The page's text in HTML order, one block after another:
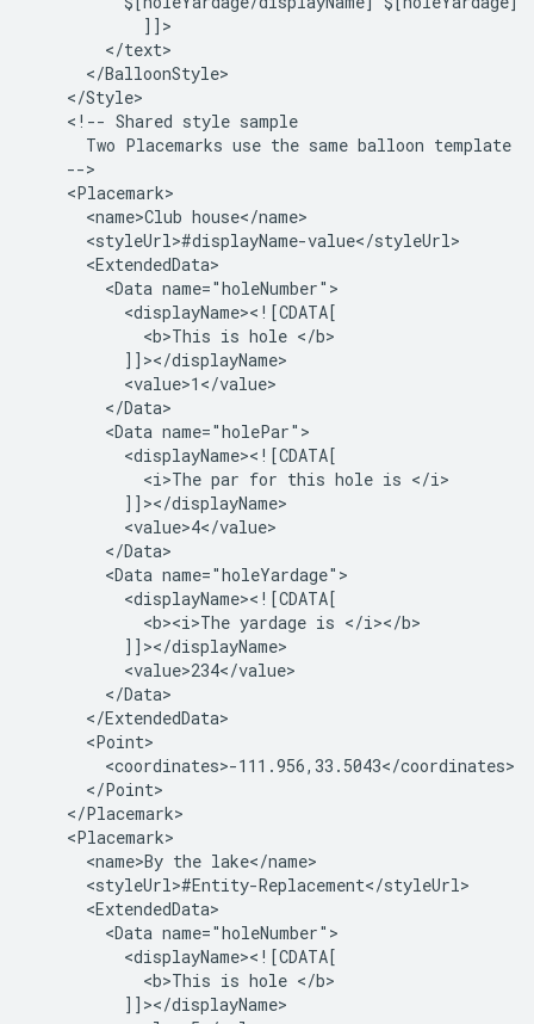
            ]]>
        </text>
      </BalloonStyle>
    </Style>
    <!-- Shared style sample
      Two Placemarks use the same balloon template
    -->
    <Placemark>
      <name>Club house</name>
      <styleUrl>#displayName-value</styleUrl>
      <ExtendedData>
        <Data name="holeNumber">
          <displayName><![CDATA[
            <b>This is hole </b>
          ]]></displayName>
          <value>1</value>
        </Data>
        <Data name="holePar">
          <displayName><![CDATA[
            <i>The par for this hole is </i>
          ]]></displayName>
          <value>4</value>
        </Data>
        <Data name="holeYardage">
          <displayName><![CDATA[
            <b><i>The yardage is </i></b>
          ]]></displayName>
          <value>234</value>
        </Data>
      </ExtendedData>
      <Point>
        <coordinates>-111.956,33.5043</coordinates>
      </Point>
    </Placemark>
    <Placemark>
      <name>By the lake</name>
      <styleUrl>#Entity-Replacement</styleUrl>
      <ExtendedData>
        <Data name="holeNumber">
          <displayName><![CDATA[
            <b>This is hole </b>
          ]]></displayName>